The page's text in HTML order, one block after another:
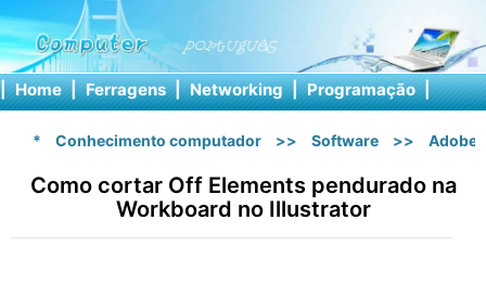
| Home | Ferragens | Networking | Programação |
* Conhecimento computador >> Software >> Adobe
Como cortar Off Elements pendurado na
Workboard no Illustrator